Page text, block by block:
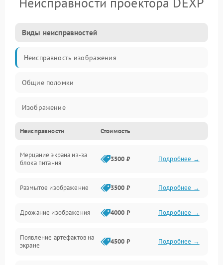
Виды неисправностей
Неисправность изображения
Общие поломки
Изображение
Лампа подсветки
Неисправность управления и интерфейсов
Неисправности Стоимость
Мерцание экрана из-за
блока питания
3500 ₽ Подробнее →
Размытое изображение 3500 ₽ Подробнее →
Дрожание изображения 4000 ₽ Подробнее →
Появление артефактов на
экране
4500 ₽ Подробнее →